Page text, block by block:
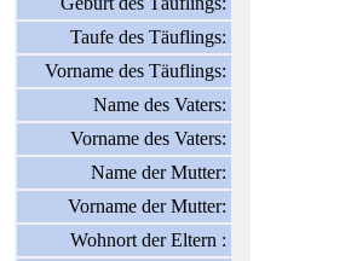
Taufe des Täuflings:
Vorname des Täuflings:
Name des Vaters:
Vorname des Vaters:
Name der Mutter:
Vorname der Mutter:
Wohnort der Eltern :